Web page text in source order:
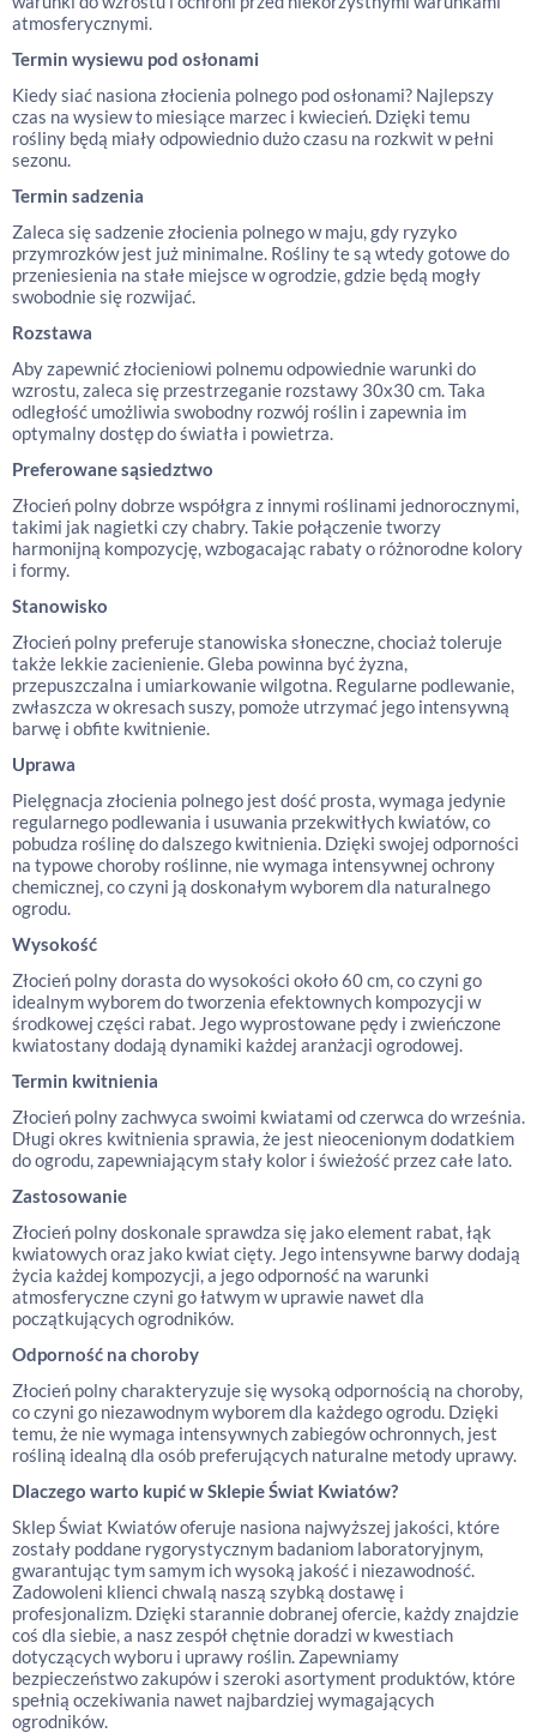
atmosferycznymi.
Termin wysiewu pod osłonami
Kiedy siać nasiona złocienia polnego pod osłonami? Najlepszy
czas na wysiew to miesiące marzec i kwiecień. Dzięki temu
rośliny będą miały odpowiednio dużo czasu na rozkwit w pełni
sezonu.
Termin sadzenia
Zaleca się sadzenie złocienia polnego w maju, gdy ryzyko
przymrozków jest już minimalne. Rośliny te są wtedy gotowe do
przeniesienia na stałe miejsce w ogrodzie, gdzie będą mogły
swobodnie się rozwijać.
Rozstawa
Aby zapewnić złocieniowi polnemu odpowiednie warunki do
wzrostu, zaleca się przestrzeganie rozstawy 30x30 cm. Taka
odległość umożliwia swobodny rozwój roślin i zapewnia im
optymalny dostęp do światła i powietrza.
Preferowane sąsiedztwo
Złocień polny dobrze współgra z innymi roślinami jednorocznymi,
takimi jak nagietki czy chabry. Takie połączenie tworzy
harmonijną kompozycję, wzbogacając rabaty o różnorodne kolory
i formy.
Stanowisko
Złocień polny preferuje stanowiska słoneczne, chociaż toleruje
także lekkie zacienienie. Gleba powinna być żyzna,
przepuszczalna i umiarkowanie wilgotna. Regularne podlewanie,
zwłaszcza w okresach suszy, pomoże utrzymać jego intensywną
barwę i obfite kwitnienie.
Uprawa
Pielęgnacja złocienia polnego jest dość prosta, wymaga jedynie
regularnego podlewania i usuwania przekwitłych kwiatów, co
pobudza roślinę do dalszego kwitnienia. Dzięki swojej odporności
na typowe choroby roślinne, nie wymaga intensywnej ochrony
chemicznej, co czyni ją doskonałym wyborem dla naturalnego
ogrodu.
Wysokość
Złocień polny dorasta do wysokości około 60 cm, co czyni go
idealnym wyborem do tworzenia efektownych kompozycji w
środkowej części rabat. Jego wyprostowane pędy i zwieńczone
kwiatostany dodają dynamiki każdej aranżacji ogrodowej.
Termin kwitnienia
Złocień polny zachwyca swoimi kwiatami od czerwca do września.
Długi okres kwitnienia sprawia, że jest nieocenionym dodatkiem
do ogrodu, zapewniającym stały kolor i świeżość przez całe lato.
Zastosowanie
Złocień polny doskonale sprawdza się jako element rabat, łąk
kwiatowych oraz jako kwiat cięty. Jego intensywne barwy dodają
życia każdej kompozycji, a jego odporność na warunki
atmosferyczne czyni go łatwym w uprawie nawet dla
początkujących ogrodników.
Odporność na choroby
Złocień polny charakteryzuje się wysoką odpornością na choroby,
co czyni go niezawodnym wyborem dla każdego ogrodu. Dzięki
temu, że nie wymaga intensywnych zabiegów ochronnych, jest
rośliną idealną dla osób preferujących naturalne metody uprawy.
Dlaczego warto kupić w Sklepie Świat Kwiatów?
Sklep Świat Kwiatów oferuje nasiona najwyższej jakości, które
zostały poddane rygorystycznym badaniom laboratoryjnym,
gwarantując tym samym ich wysoką jakość i niezawodność.
Zadowoleni klienci chwalą naszą szybką dostawę i
profesjonalizm. Dzięki starannie dobranej ofercie, każdy znajdzie
coś dla siebie, a nasz zespół chętnie doradzi w kwestiach
dotyczących wyboru i uprawy roślin. Zapewniamy
bezpieczeństwo zakupów i szeroki asortyment produktów, które
spełnią oczekiwania nawet najbardziej wymagających
ogrodników.